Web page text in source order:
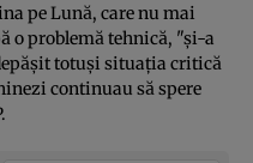
pe Lună, care nu mai
o problemă tehnică, "şi-a
totuşi situaţia critică
continuau să spere